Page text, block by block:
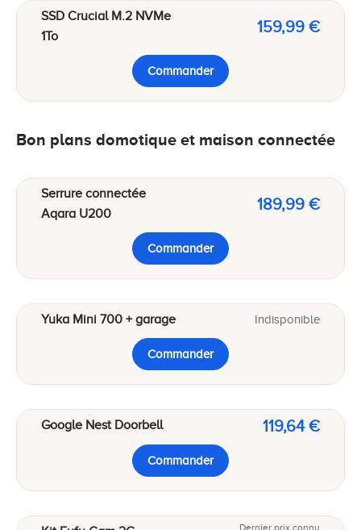
SSD Crucial M.2 NVMe
1To
159,99 €
Commander
Bon plans domotique et maison connectée
Serrure connectée
Aqara U200
189,99 €
Commander
Yuka Mini 700 + garage Indisponible
Commander
Google Nest Doorbell 119,64 €
Commander
Dernier prix connu